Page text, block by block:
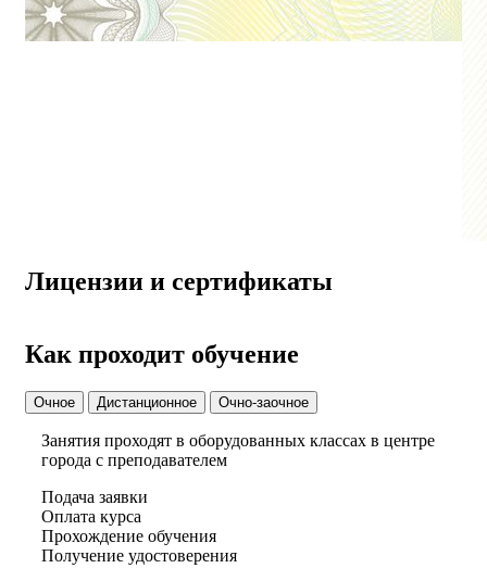
Лицензии и сертификаты
Как проходит обучение
Очное Дистанционное Очно-заочное
Занятия проходят в оборудованных классах в центре
города с преподавателем
Подача заявки
Оплата курса
Прохождение обучения
Получение удостоверения